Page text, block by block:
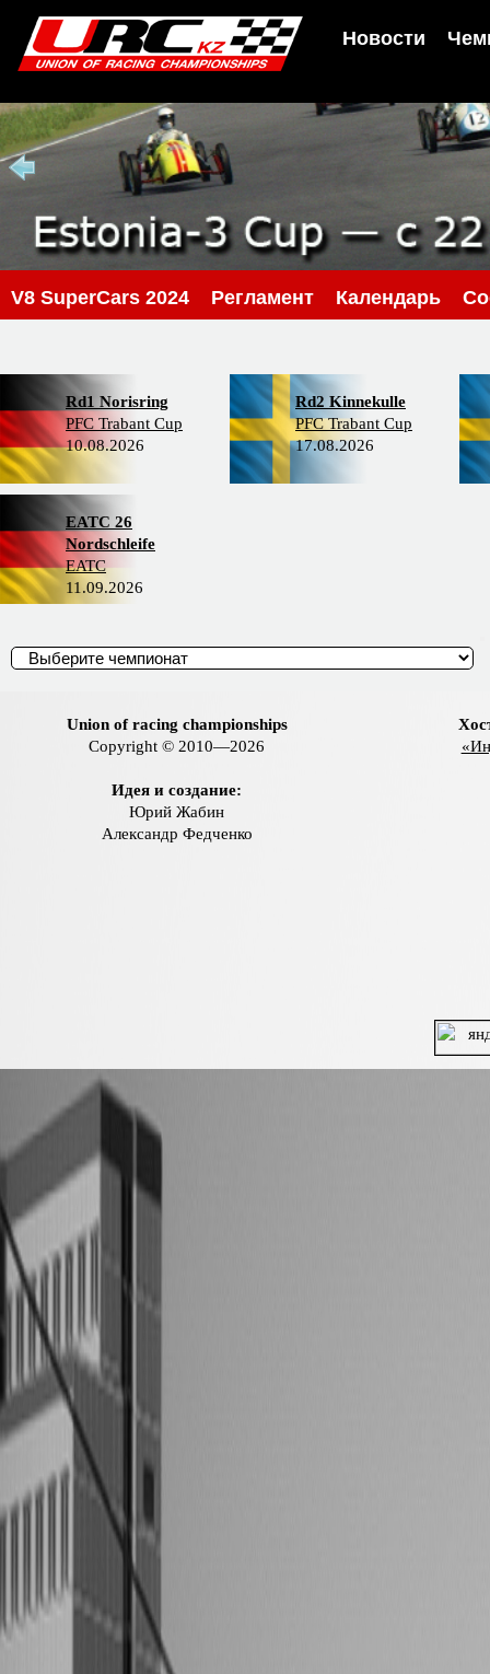
Новости
V8 SuperCars 2024 Регламент Календарь
Rd1 Norisring
PFC Trabant Cup
10.08.2026
Rd2 Kinnekulle
PFC Trabant Cup
17.08.2026
EATC 26
Nordschleife
EATC
11.09.2026
Union of racing championships
Copyright © 2010—2026
Идея и создание:
Юрий Жабин
Александр Федченко